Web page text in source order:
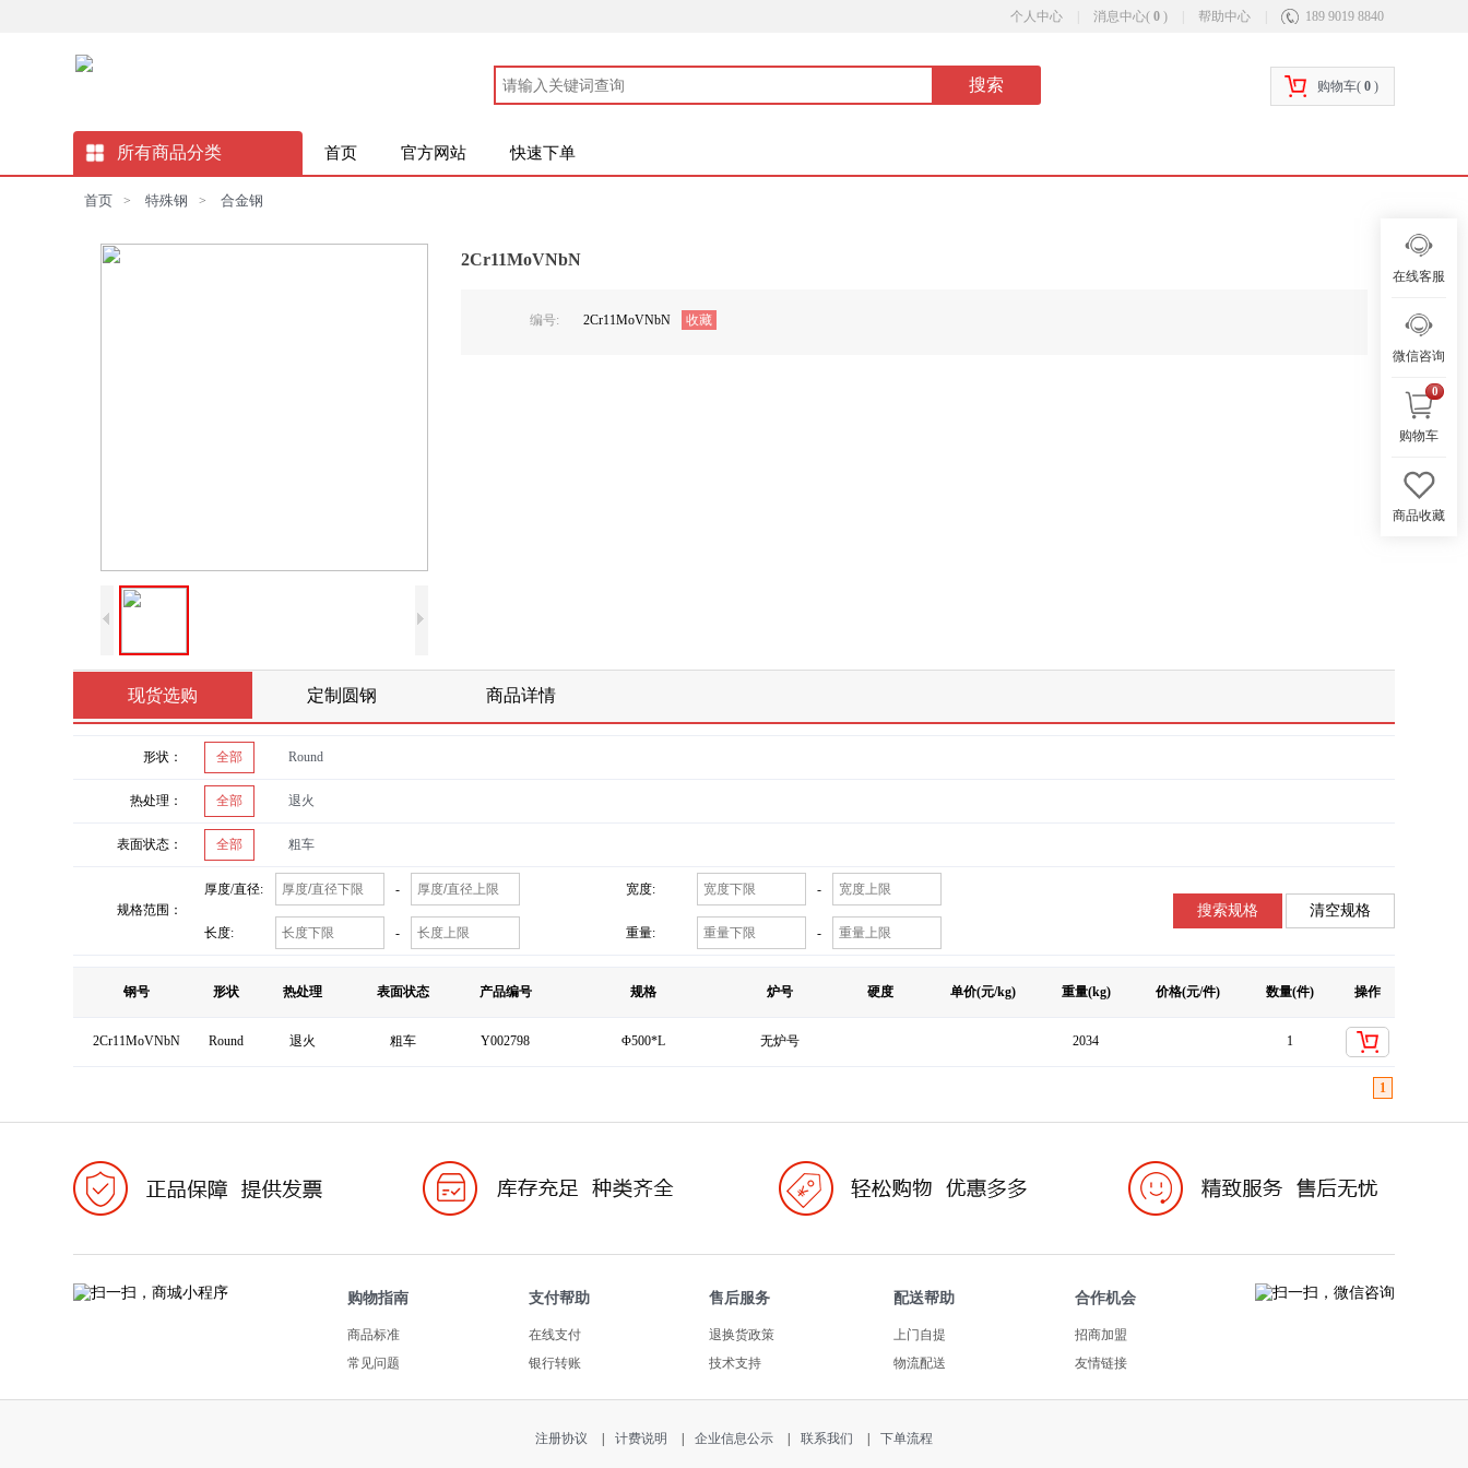
个人中心 消息中心( 0 ) 帮助中心 189 9019 8840
搜索 购物车( 0 )
所有商品分类 首页 官方网站 快速下单
首页 > 特殊钢 > 合金钢
2Cr11MoVNbN
编号: 2Cr11MoVNbN 收藏
现货选购 定制圆钢 商品详情
形状： 全部 Round
热处理： 全部 退火
表面状态： 全部 粗车
规格范围：
厚度/直径: - 宽度: -
长度: - 重量: -
搜索规格 清空规格
钢号 形状 热处理 表面状态 产品编号 规格 炉号 硬度 单价(元/kg) 重量(kg) 价格(元/件) 数量(件) 操作
2Cr11MoVNbN Round 退火 粗车 Y002798 Φ500*L 无炉号 2034 1
1
购物指南
商品标准
常见问题
支付帮助
在线支付
银行转账
售后服务
退换货政策
技术支持
配送帮助
上门自提
物流配送
合作机会
招商加盟
友情链接
注册协议 计费说明 企业信息公示 联系我们 下单流程
在线客服
微信咨询
购物车
0
商品收藏